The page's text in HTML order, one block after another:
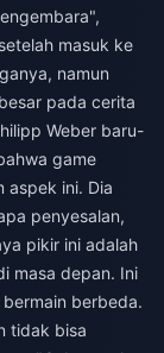
masuk ke
namun
pada cerita
Weber baru-
game
aspek ini. Dia
penyesalan,
pikir ini adalah
masa depan. Ini
berbeda.
tidak bisa